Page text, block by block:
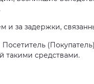
и за задержки,
такими средствами.